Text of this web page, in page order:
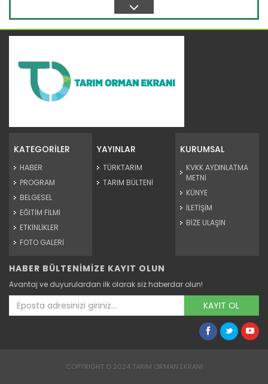
tamamladıktan...
Çorak arazi meyve bahçesine...
Ağrı Doğubayazıt' ta çetin iklim şartlarına rağmen çorak
arazide...
Devamını Oku ->
KATEGORİLER
HABER
PROGRAM
BELGESEL
EĞİTİM FİLMİ
ETKİNLİKLER
FOTO GALERİ
YAYINLAR
TÜRKTARIM
TARIM BÜLTENİ
KURUMSAL
KVKK AYDINLATMA
METNİ
KÜNYE
İLETİŞİM
BİZE ULAŞIN
HABER BÜLTENİMİZE KAYIT OLUN
Avantaj ve duyurulardan ilk olarak siz haberdar olun!
KAYIT OL
COPYRIGHT © 2024 TARIM ORMAN EKRANI